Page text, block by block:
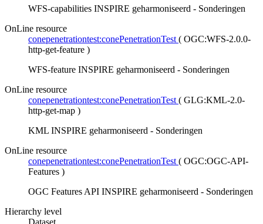
WFS-capabilities INSPIRE geharmoniseerd - Sonderingen
OnLine resource
conepenetrationtest:conePenetrationTest ( OGC:WFS-2.0.0-
http-get-feature )
WFS-feature INSPIRE geharmoniseerd - Sonderingen
OnLine resource
conepenetrationtest:conePenetrationTest ( GLG:KML-2.0-
http-get-map )
KML INSPIRE geharmoniseerd - Sonderingen
OnLine resource
conepenetrationtest:conePenetrationTest ( OGC:OGC-API-
Features )
OGC Features API INSPIRE geharmoniseerd - Sonderingen
Hierarchy level